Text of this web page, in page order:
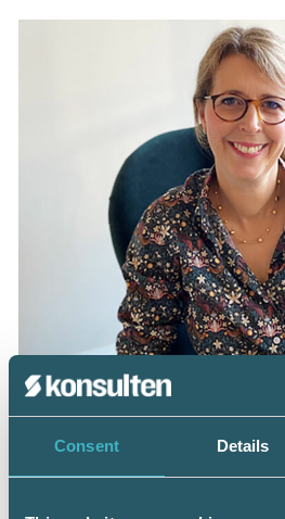
Consent Details